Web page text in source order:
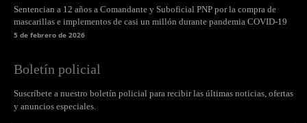
Sentencian a 12 años a Comandante y Suboficial PNP por la compra de
mascarillas e implementos de casi un millón durante pandemia COVID-19
5 de febrero de 2026
Boletín policial
Suscríbete a nuestro boletín policial para recibir las últimas noticias, ofertas
y anuncios especiales.